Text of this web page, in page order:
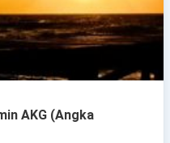
AKG (Angka